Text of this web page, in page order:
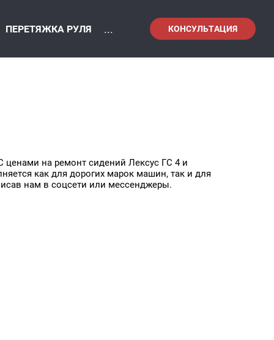
ПЕРЕТЯЖКА РУЛЯ ... КОНСУЛЬТАЦИЯ
ценами на ремонт сидений Лексус ГС 4 и
как для дорогих марок машин, так и для
нам в соцсети или мессенджеры.